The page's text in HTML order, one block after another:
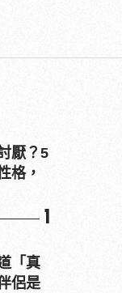
厭？5
格，
1
「真
侶是